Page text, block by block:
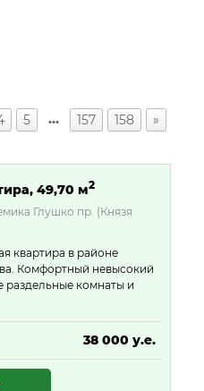
5 … 157 158 »
49,70 м2
Глушко пр. (Князя
квартира в районе
Комфортный невысокий
раздельные комнаты и
38 000 у.е.
1 634 000 ₴